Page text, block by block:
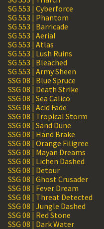
SG 553 | Cyberforce
SG 553 | Phantom
SG 553 | Barricade
SG 553 | Aerial
SG 553 | Atlas
SG 553 | Lush Ruins
SG 553 | Bleached
SG 553 | Army Sheen
SSG 08 | Blue Spruce
SSG 08 | Death Strike
SSG 08 | Sea Calico
SSG 08 | Acid Fade
SSG 08 | Tropical Storm
SSG 08 | Sand Dune
SSG 08 | Hand Brake
SSG 08 | Orange Filigree
SSG 08 | Mayan Dreams
SSG 08 | Lichen Dashed
SSG 08 | Detour
SSG 08 | Ghost Crusader
SSG 08 | Fever Dream
SSG 08 | Threat Detected
SSG 08 | Jungle Dashed
SSG 08 | Red Stone
SSG 08 | Dark Water